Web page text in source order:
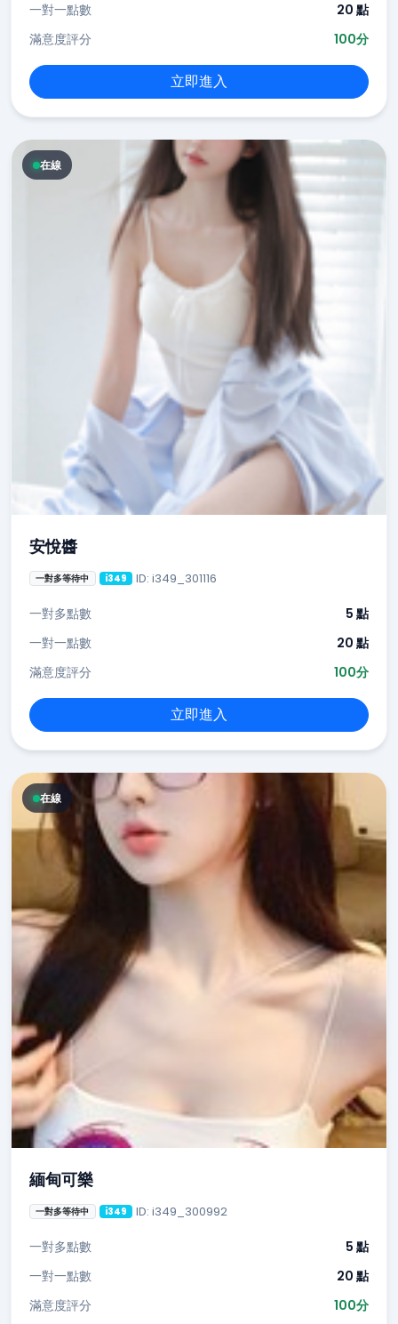
一對一點數
20 點
滿意度評分
100分
立即進入
在線
安悅醬
一對多等待中 i349 ID: i349_301116
一對多點數
5 點
一對一點數
20 點
滿意度評分
100分
立即進入
在線
緬甸可樂
一對多等待中 i349 ID: i349_300992
一對多點數
5 點
一對一點數
20 點
滿意度評分
100分